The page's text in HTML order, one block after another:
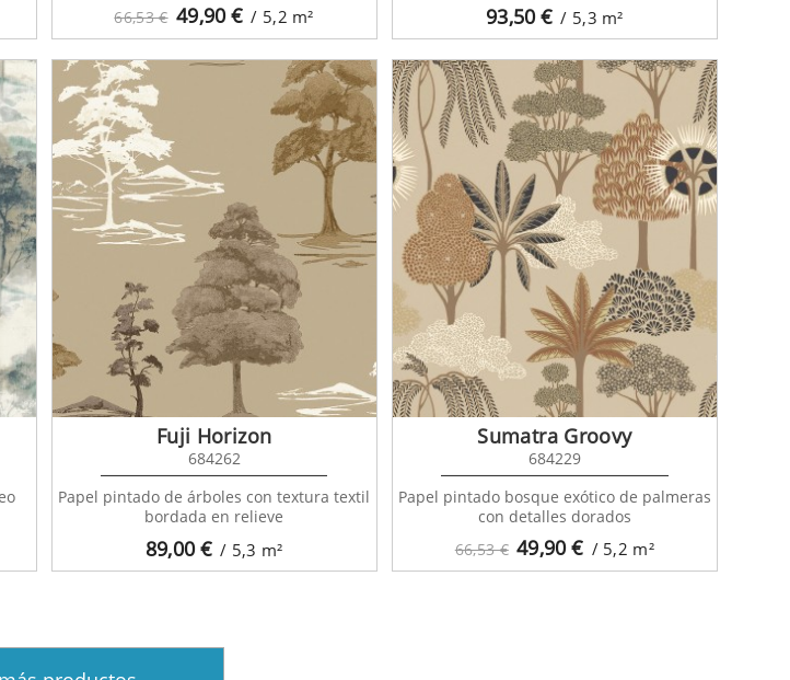
66,53 € 49,90€ / 5,2 m² 93,50€ / 5,3 m²
89,00€ / 5,3 m²
Fuji Horizon
684262
Papel pintado de árboles con textura textil
bordada en relieve
66,53 € 49,90€ / 5,2 m²
Sumatra Groovy
684229
Papel pintado bosque exótico de palmeras
con detalles dorados